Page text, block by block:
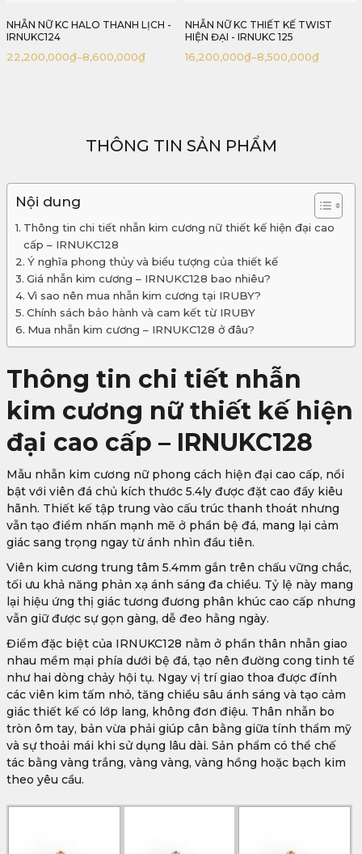
NHẪN NỮ KC THIẾT KẾ TWIST
HIỆN ĐẠI - IRNUKC 125
8,500,000₫
–
16,200,000₫
NHẪN KC NỮ THIẾT KẾ HOA HIỆN
ĐẠI - IRNUKC 126
6,900,000₫
–
14,600,000₫
THÔNG TIN SẢN PHẨM
Nội dung
Thông tin chi tiết nhẫn kim cương nữ thiết kế hiện đại cao
cấp – IRNUKC128
Ý nghĩa phong thủy và biểu tượng của thiết kế
Giá nhẫn kim cương – IRNUKC128 bao nhiêu?
Vì sao nên mua nhẫn kim cương tại IRUBY?
Chính sách bảo hành và cam kết từ IRUBY
Mua nhẫn kim cương – IRNUKC128 ở đâu?
Thông tin chi tiết nhẫn
kim cương nữ thiết kế hiện
đại cao cấp – IRNUKC128
Mẫu nhẫn kim cương nữ phong cách hiện đại cao cấp, nổi
bật với viên đá chủ kích thước 5.4ly được đặt cao đầy kiêu
hãnh. Thiết kế tập trung vào cấu trúc thanh thoát nhưng
vẫn tạo điểm nhấn mạnh mẽ ở phần bệ đá, mang lại cảm
giác sang trọng ngay từ ánh nhìn đầu tiên.
Viên kim cương trung tâm 5.4mm gắn trên chấu vững chắc,
tối ưu khả năng phản xạ ánh sáng đa chiều. Tỷ lệ này mang
lại hiệu ứng thị giác tương đương phân khúc cao cấp nhưng
vẫn giữ được sự gọn gàng, dễ đeo hằng ngày.
Điểm đặc biệt của IRNUKC128 nằm ở phần thân nhẫn giao
nhau mềm mại phía dưới bệ đá, tạo nên đường cong tinh tế
như hai dòng chảy hội tụ. Ngay vị trí giao thoa được đính
các viên kim tấm nhỏ, tăng chiều sâu ánh sáng và tạo cảm
giác thiết kế có lớp lang, không đơn điệu. Thân nhẫn bo
tròn ôm tay, bản vừa phải giúp cân bằng giữa tính thẩm mỹ
và sự thoải mái khi sử dụng lâu dài. Sản phẩm có thể chế
tác bằng vàng trắng, vàng vàng, vàng hồng hoặc bạch kim
theo yêu cầu.